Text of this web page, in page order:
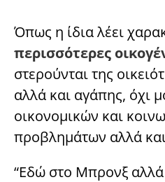
Όπως η ίδια λέει
περισσότερες
στερούνται της
αλλά και αγάπης, όχι
οικονομικών και
προβλημάτων αλλά
“Εδώ στο Μπρονξ